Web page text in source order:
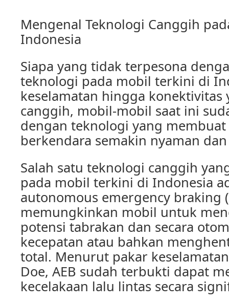
Mengenal Teknologi Canggih
Indonesia
Siapa yang tidak terpesona
teknologi pada mobil terkini di
keselamatan hingga konektivitas
canggih, mobil-mobil saat ini
dengan teknologi yang
berkendara semakin nyaman
Salah satu teknologi canggih
pada mobil terkini di Indonesia
autonomous emergency braking
memungkinkan mobil untuk
potensi tabrakan dan secara
kecepatan atau bahkan
total. Menurut pakar
Doe, AEB sudah terbukti dapat
kecelakaan lalu lintas secara